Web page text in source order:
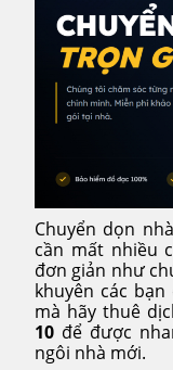
Chuyển dọn
cần mất nhiều
đơn giản như
khuyên các
mà hãy thuê
10 để được
ngôi nhà mới.